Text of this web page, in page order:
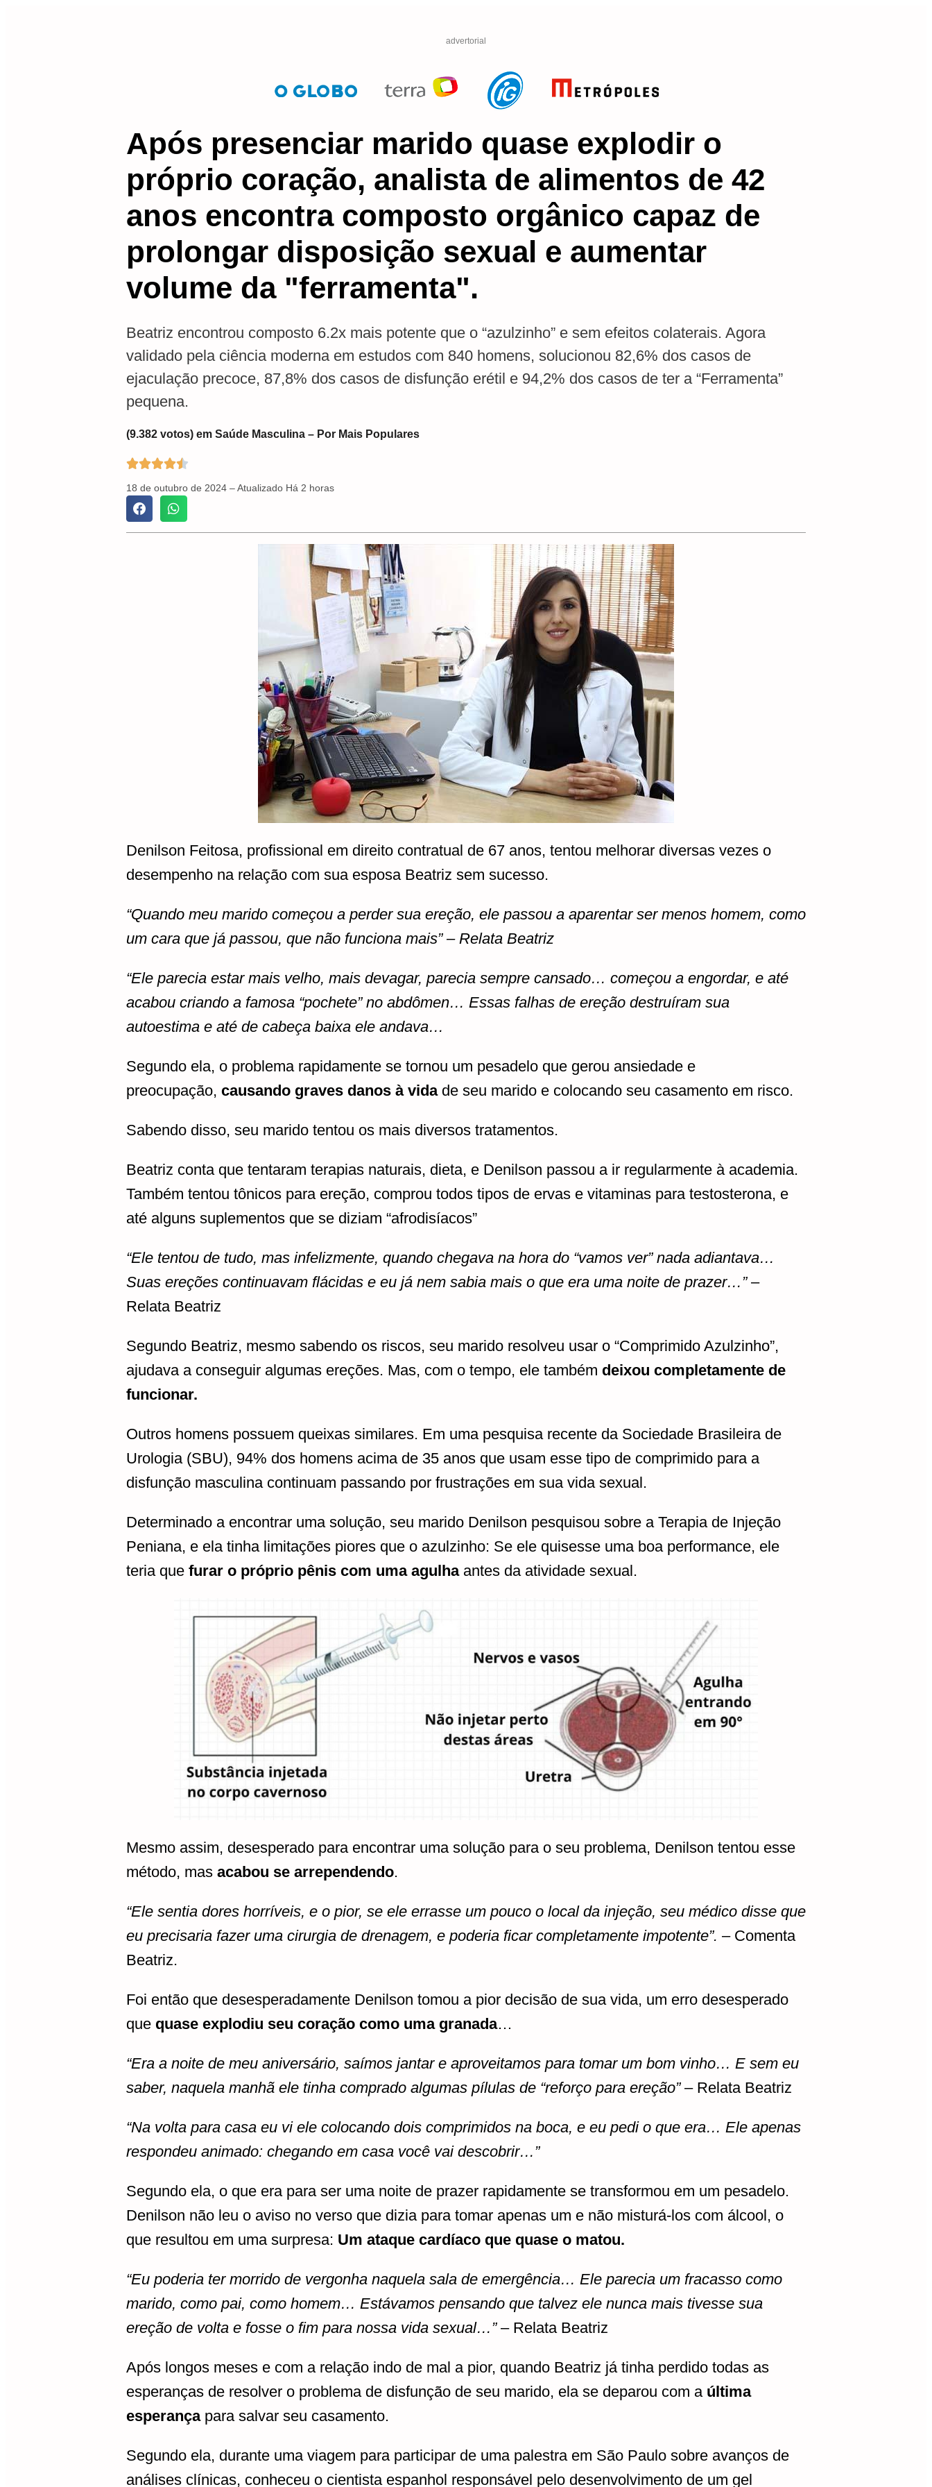
advertorial
Após presenciar marido quase explodir o
próprio coração, analista de alimentos de 42
anos encontra composto orgânico capaz de
prolongar disposição sexual e aumentar
volume da "ferramenta".
Beatriz encontrou composto 6.2x mais potente que o “azulzinho” e sem efeitos colaterais. Agora
validado pela ciência moderna em estudos com 840 homens, solucionou 82,6% dos casos de
ejaculação precoce, 87,8% dos casos de disfunção erétil e 94,2% dos casos de ter a “Ferramenta”
pequena.
(9.382 votos) em Saúde Masculina – Por Mais Populares

18 de outubro de 2024 – Atualizado Há 2 horas
Denilson Feitosa, profissional em direito contratual de 67 anos, tentou melhorar diversas vezes o
desempenho na relação com sua esposa Beatriz sem sucesso.
“Quando meu marido começou a perder sua ereção, ele passou a aparentar ser menos homem, como
um cara que já passou, que não funciona mais” – Relata Beatriz
“Ele parecia estar mais velho, mais devagar, parecia sempre cansado… começou a engordar, e até
acabou criando a famosa “pochete” no abdômen… Essas falhas de ereção destruíram sua
autoestima e até de cabeça baixa ele andava…
Segundo ela, o problema rapidamente se tornou um pesadelo que gerou ansiedade e
preocupação, causando graves danos à vidade seu marido e colocando seu casamento em risco.
Sabendo disso, seu marido tentou os mais diversos tratamentos.
Beatriz conta que tentaram terapias naturais, dieta, e Denilson passou a ir regularmente à academia.
Também tentou tônicos para ereção, comprou todos tipos de ervas e vitaminas para testosterona, e
até alguns suplementos que se diziam “afrodisíacos”
“Ele tentou de tudo, mas infelizmente, quando chegava na hora do “vamos ver” nada adiantava…
Suas ereções continuavam flácidas e eu já nem sabia mais o que era uma noite de prazer…”–
Relata Beatriz
Segundo Beatriz, mesmo sabendo os riscos, seu marido resolveu usar o “Comprimido Azulzinho”,
ajudava a conseguir algumas ereções. Mas, com o tempo, ele também deixou completamente de
funcionar.
Outros homens possuem queixas similares. Em uma pesquisa recente da Sociedade Brasileira de
Urologia (SBU), 94% dos homens acima de 35 anos que usam esse tipo de comprimido para a
disfunção masculina continuam passando por frustrações em sua vida sexual.
Determinado a encontrar uma solução, seu marido Denilson pesquisou sobre a Terapia de Injeção
Peniana, e ela tinha limitações piores que o azulzinho: Se ele quisesse uma boa performance, ele
teria que furar o próprio pênis com uma agulhaantes da atividade sexual.
Mesmo assim, desesperado para encontrar uma solução para o seu problema, Denilson tentou esse
método, mas acabou se arrependendo.
“Ele sentia dores horríveis, e o pior, se ele errasse um pouco o local da injeção, seu médico disse que
eu precisaria fazer uma cirurgia de drenagem, e poderia ficar completamente impotente”. – Comenta
Beatriz.
Foi então que desesperadamente Denilson tomou a pior decisão de sua vida, um erro desesperado
que quase explodiu seu coração como uma granada…
“Era a noite de meu aniversário, saímos jantar e aproveitamos para tomar um bom vinho… E sem eu
saber, naquela manhã ele tinha comprado algumas pílulas de “reforço para ereção”– Relata Beatriz
“Na volta para casa eu vi ele colocando dois comprimidos na boca, e eu pedi o que era… Ele apenas
respondeu animado: chegando em casa você vai descobrir…”
Segundo ela, o que era para ser uma noite de prazer rapidamente se transformou em um pesadelo.
Denilson não leu o aviso no verso que dizia para tomar apenas um e não misturá-los com álcool, o
que resultou em uma surpresa: Um ataque cardíaco que quase o matou.
“Eu poderia ter morrido de vergonha naquela sala de emergência… Ele parecia um fracasso como
marido, como pai, como homem… Estávamos pensando que talvez ele nunca mais tivesse sua
ereção de volta e fosse o fim para nossa vida sexual…”– Relata Beatriz
Após longos meses e com a relação indo de mal a pior, quando Beatriz já tinha perdido todas as
esperanças de resolver o problema de disfunção de seu marido, ela se deparou com a última
esperançapara salvar seu casamento.
Segundo ela, durante uma viagem para participar de uma palestra em São Paulo sobre avanços de
análises clínicas, conheceu o cientista espanhol responsável pelo desenvolvimento de um gel